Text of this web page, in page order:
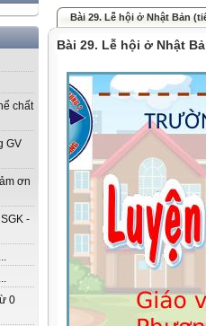
chất
GV
ơn
-
0
Bài 29. Lễ hội ở Nhật Bản
Bài 29. Lễ hội ở Nhật